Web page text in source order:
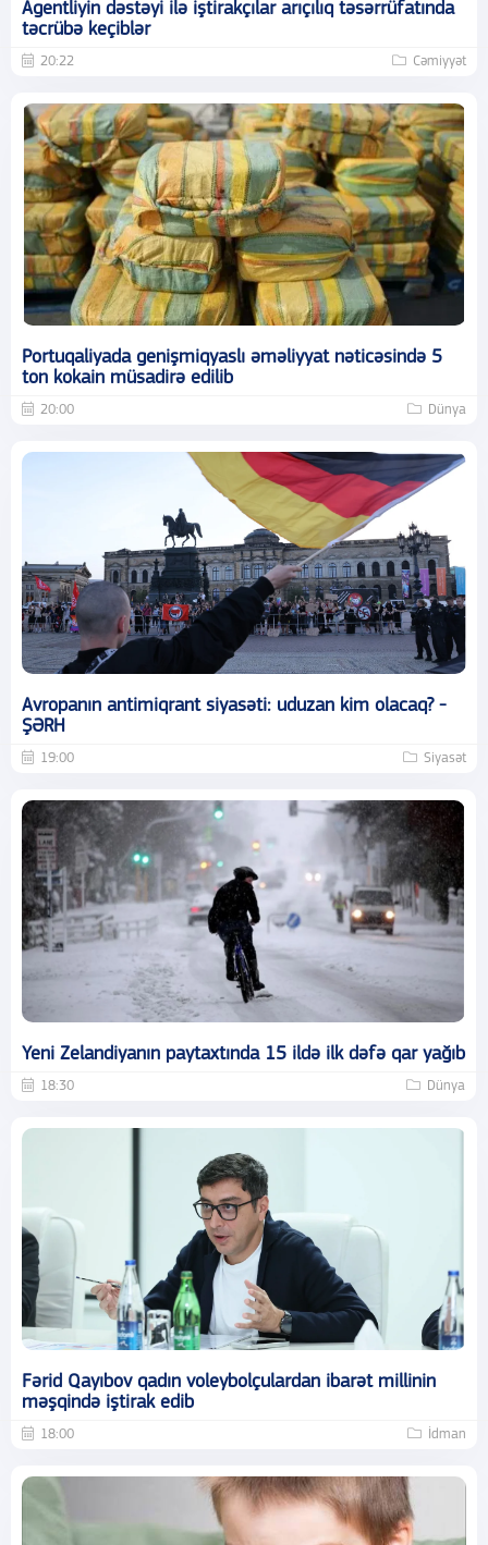
Agentliyin dəstəyi ilə iştirakçılar arıçılıq təsərrüfatında
təcrübə keçiblər
20:22 Cəmiyyət
Portuqaliyada genişmiqyaslı əməliyyat nəticəsində 5
ton kokain müsadirə edilib
20:00 Dünya
Avropanın antimiqrant siyasəti: uduzan kim olacaq? -
ŞƏRH
19:00 Siyasət
Yeni Zelandiyanın paytaxtında 15 ildə ilk dəfə qar yağıb
18:30 Dünya
Fərid Qayıbov qadın voleybolçulardan ibarət millinin
məşqində iştirak edib
18:00 İdman